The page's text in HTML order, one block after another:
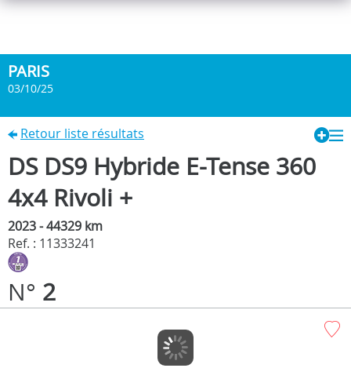
PARIS
03/10/25
Retour liste résultats
DS DS9 Hybride E-Tense 360
4x4 Rivoli +
2023 - 44329 km
Ref. : 11333241
N° 2